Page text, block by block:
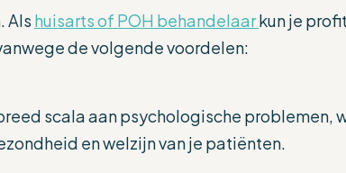
Als huisarts of POH behandelaarkun je
de volgende voordelen:
scala aan psychologische problemen,
en welzijn van je patiënten.